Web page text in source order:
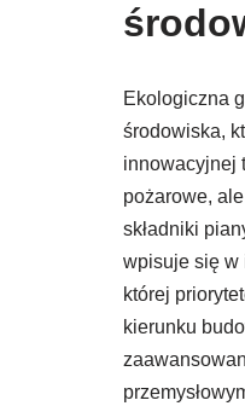
Ekologiczna
środowiska,
innowacyjnej
pożarowe,
składniki
wpisuje się w
której
kierunku